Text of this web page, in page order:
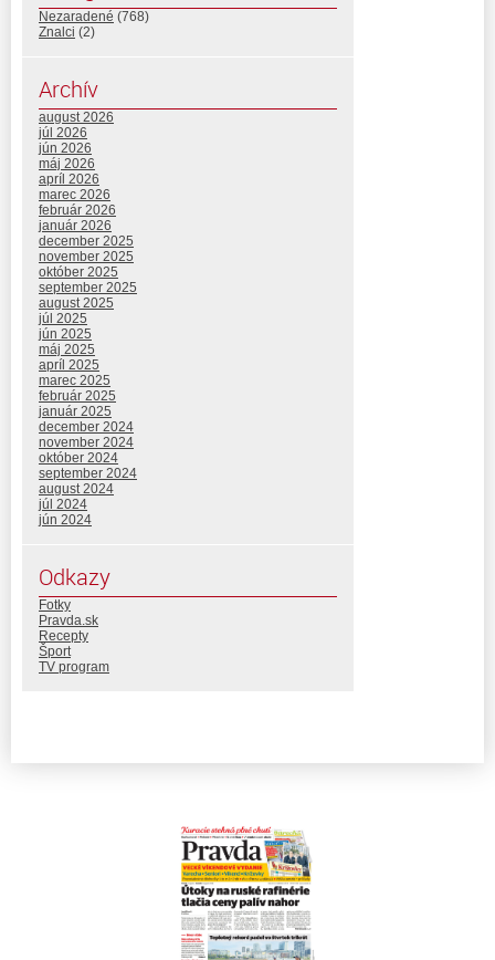
Nezaradené (768)
Znalci (2)
Archív
august 2026
júl 2026
jún 2026
máj 2026
apríl 2026
marec 2026
február 2026
január 2026
december 2025
november 2025
október 2025
september 2025
august 2025
júl 2025
jún 2025
máj 2025
apríl 2025
marec 2025
február 2025
január 2025
december 2024
november 2024
október 2024
september 2024
august 2024
júl 2024
jún 2024
Odkazy
Fotky
Pravda.sk
Recepty
Šport
TV program